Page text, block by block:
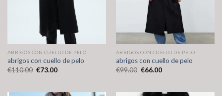
ABRIGOS CON CUELLO DE PELO
abrigos con cuello de pelo
€110.00 €73.00
ABRIGOS CON CUELLO DE PELO
abrigos con cuello de pelo
€99.00 €66.00